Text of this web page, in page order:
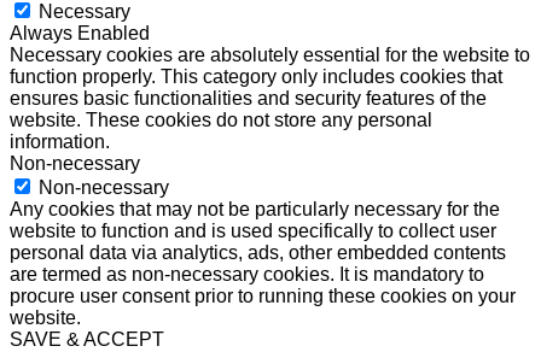
Necessary
Always Enabled
Necessary cookies are absolutely essential for the website to
function properly. This category only includes cookies that
ensures basic functionalities and security features of the
website. These cookies do not store any personal
information.
Non-necessary
Non-necessary
Any cookies that may not be particularly necessary for the
website to function and is used specifically to collect user
personal data via analytics, ads, other embedded contents
are termed as non-necessary cookies. It is mandatory to
procure user consent prior to running these cookies on your
website.
SAVE & ACCEPT